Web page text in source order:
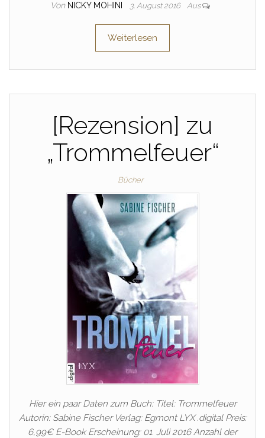
Von NICKY MOHINI 3. August 2016 Aus
Weiterlesen
[Rezension] zu
„Trommelfeuer“
Bücher
Hier ein paar Daten zum Buch: Titel: Trommelfeuer
Autorin: Sabine Fischer Verlag: Egmont LYX .digital Preis:
6,99€ E-Book Erscheinung: 01. Juli 2016 Anzahl der